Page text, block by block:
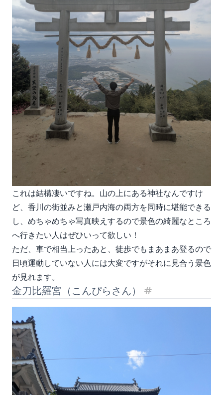
これは結構凄いですね。山の上にある神社なんですけ
ど、香川の街並みと瀬戸内海の両方を同時に堪能できる
し、めちゃめちゃ写真映えするので景色の綺麗なところ
へ行きたい人はぜひいって欲しい！
ただ、車で相当上ったあと、徒歩でもまあまあ登るので
日頃運動していない人には大変ですがそれに見合う景色
が見れます。
金刀比羅宮（こんぴらさん）